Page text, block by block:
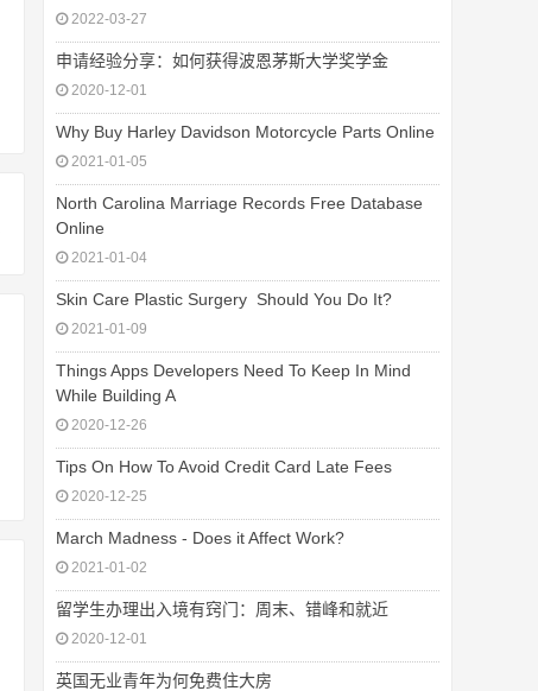
2022-03-27
申请经验分享：如何获得波恩茅斯大学奖学金
2020-12-01
Why Buy Harley Davidson Motorcycle Parts Online
2021-01-05
North Carolina Marriage Records Free Database
Online
2021-01-04
Skin Care Plastic Surgery  Should You Do It?
2021-01-09
Things Apps Developers Need To Keep In Mind
While Building A
2020-12-26
Tips On How To Avoid Credit Card Late Fees
2020-12-25
March Madness - Does it Affect Work?
2021-01-02
留学生办理出入境有窍门：周末、错峰和就近
2020-12-01
英国无业青年为何免费住大房